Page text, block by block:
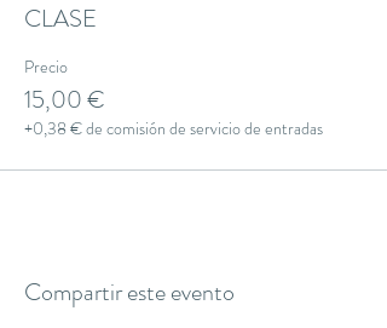
CLASE
Precio
15,00 €
+0,38 € de comisión de servicio de entradas
Compartir este evento